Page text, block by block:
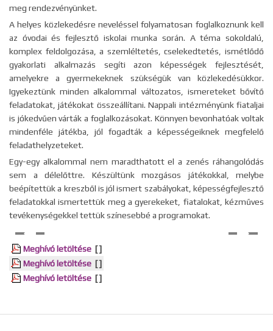
meg rendezvényünket.
A helyes közlekedésre neveléssel folyamatosan foglalkoznunk kell
az óvodai és fejlesztő iskolai munka során. A téma sokoldalú,
komplex feldolgozása, a szemléltetés, cselekedtetés, ismétlődő
gyakorlati alkalmazás segíti azon képességek fejlesztését,
amelyekre a gyermekeknek szükségük van közlekedésükkor.
Igyekeztünk minden alkalommal változatos, ismereteket bővítő
feladatokat, játékokat összeállítani. Nappali intézményünk fiataljai
is jókedvűen várták a foglalkozásokat. Könnyen bevonhatóak voltak
mindenféle játékba, jól fogadták a képességeiknek megfelelő
feladathelyzeteket.
Egy-egy alkalommal nem maradthatott el a zenés ráhangolódás
sem a délelőttre. Készültünk mozgásos játékokkal, melybe
beépítettük a kreszből is jól ismert szabályokat, képességfejlesztő
feladatokkal ismertettük meg a gyerekeket, fiatalokat, kézműves
tevékenységekkel tettük színesebbé a programokat.
Meghívó letöltése [ ]
Meghívó letöltése [ ]
Meghívó letöltése [ ]